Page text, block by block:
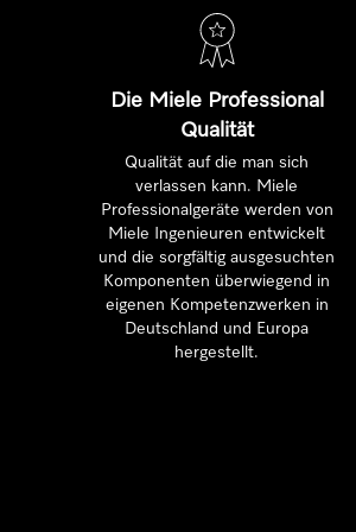
Die Miele Professional
Qualität
Qualität auf die man sich
verlassen kann. Miele
Professionalgeräte werden von
Miele Ingenieuren entwickelt
und die sorgfältig ausgesuchten
Komponenten überwiegend in
eigenen Kompetenzwerken in
Deutschland und Europa
hergestellt.